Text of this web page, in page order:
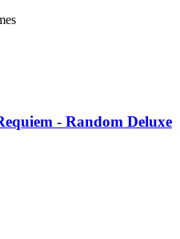
- Random Deluxe